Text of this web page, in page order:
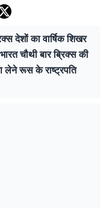
देशों का वार्षिक शिखर
चौथी बार ब्रिक्स की
लेने रूस के राष्ट्रपति